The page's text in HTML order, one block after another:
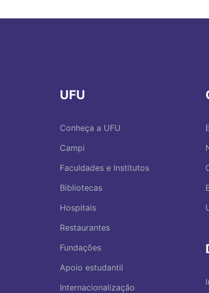
UFU
Conheça a UFU
Campi
Faculdades e Institutos
Bibliotecas
Hospitais
Restaurantes
Fundações
Apoio estudantil
Internacionalização